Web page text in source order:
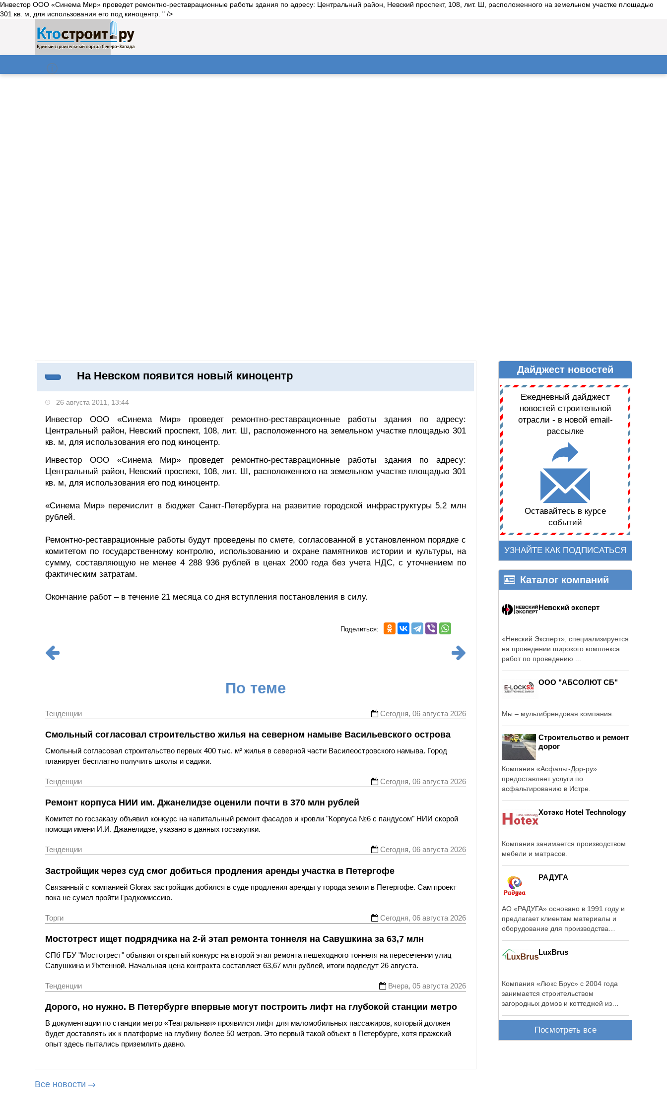
Инвестор ООО «Синема Мир» проведет ремонтно-реставрационные работы здания по адресу: Центральный район, Невский проспект, 108, лит. Ш, расположенного на земельном участке площадью
301 кв. м, для использования его под киноцентр. " />
Поиск
ОНЛАЙН–ВЫСТАВКИ ДАЙДЖЕСТ НОВОСТЕЙ
На Невском появится новый киноцентр
26 августа 2011, 13:44
Инвестор ООО «Синема Мир» проведет ремонтно-реставрационные работы здания по адресу:
Центральный район, Невский проспект, 108, лит. Ш, расположенного на земельном участке площадью 301
кв. м, для использования его под киноцентр.
Инвестор ООО «Синема Мир» проведет ремонтно-реставрационные работы здания по адресу:
Центральный район, Невский проспект, 108, лит. Ш, расположенного на земельном участке площадью 301
кв. м, для использования его под киноцентр.
«Синема Мир» перечислит в бюджет Санкт-Петербурга на развитие городской инфраструктуры 5,2 млн
рублей.
Ремонтно-реставрационные работы будут проведены по смете, согласованной в установленном порядке с
комитетом по государственному контролю, использованию и охране памятников истории и культуры, на
сумму, составляющую не менее 4 288 936 рублей в ценах 2000 года без учета НДС, с уточнением по
фактическим затратам.
Окончание работ – в течение 21 месяца со дня вступления постановления в силу.
Поделиться:
По теме
Тенденции Сегодня, 06 августа 2026
Смольный согласовал строительство жилья на северном намыве Васильевского острова
Смольный согласовал строительство первых 400 тыс. м² жилья в северной части Василеостровского намыва. Город
планирует бесплатно получить школы и садики.
Тенденции Сегодня, 06 августа 2026
Ремонт корпуса НИИ им. Джанелидзе оценили почти в 370 млн рублей
Комитет по госзаказу объявил конкурс на капитальный ремонт фасадов и кровли "Корпуса №6 с пандусом" НИИ скорой
помощи имени И.И. Джанелидзе, указано в данных госзакупки.
Тенденции Сегодня, 06 августа 2026
Застройщик через суд смог добиться продления аренды участка в Петергофе
Связанный с компанией Glorax застройщик добился в суде продления аренды у города земли в Петергофе. Сам проект
пока не сумел пройти Градкомиссию.
Торги Сегодня, 06 августа 2026
Мостотрест ищет подрядчика на 2-й этап ремонта тоннеля на Савушкина за 63,7 млн
СПб ГБУ "Мостотрест" объявил открытый конкурс на второй этап ремонта пешеходного тоннеля на пересечении улиц
Савушкина и Яхтенной. Начальная цена контракта составляет 63,67 млн рублей, итоги подведут 26 августа.
Тенденции Вчера, 05 августа 2026
Дорого, но нужно. В Петербурге впервые могут построить лифт на глубокой станции метро
В документации по станции метро «Театральная» проявился лифт для маломобильных пассажиров, который должен
будет доставлять их к платформе на глубину более 50 метров. Это первый такой объект в Петербурге, хотя пражский
опыт здесь пытались приземлить давно.
Все новости
Дайджест новостей
Ежедневный дайджест
новостей строительной
отрасли - в новой email-
рассылке
Оставайтесь в курсе
событий
УЗНАЙТЕ КАК ПОДПИСАТЬСЯ
Каталог компаний
Невский эксперт
«Невский Эксперт», специализируется
на проведении широкого комплекса
работ по проведению ...
ООО "АБСОЛЮТ СБ"
Мы – мультибрендовая компания.
Строительство и ремонт
дорог
Компания «Асфальт-Дор-ру»
предоставляет услуги по
асфальтированию в Истре.
Хотэкс Hotel Technology
Компания занимается производством
мебели и матрасов.
РАДУГА
АО «РАДУГА» основано в 1991 году и
предлагает клиентам материалы и
оборудование для производства
LuxBrus
Компания «Люкс Брус» с 2004 года
занимается строительством
загородных домов и коттеджей из
Посмотреть все